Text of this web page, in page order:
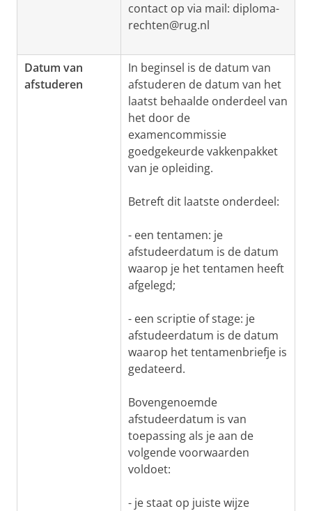
contact op via mail: diploma-
rechten@rug.nl
Datum van
afstuderen
In beginsel is de datum van
afstuderen de datum van het
laatst behaalde onderdeel van
het door de
examencommissie
goedgekeurde vakkenpakket
van je opleiding.
Betreft dit laatste onderdeel:
- een tentamen: je
afstudeerdatum is de datum
waarop je het tentamen heeft
afgelegd;
- een scriptie of stage: je
afstudeerdatum is de datum
waarop het tentamenbriefje is
gedateerd.
Bovengenoemde
afstudeerdatum is van
toepassing als je aan de
volgende voorwaarden
voldoet:
- je staat op juiste wijze